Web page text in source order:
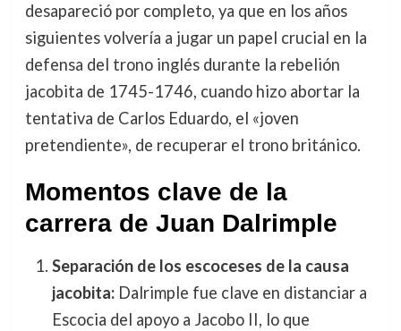
desapareció por completo, ya que en los años
siguientes volvería a jugar un papel crucial en la
defensa del trono inglés durante la rebelión
jacobita de 1745-1746, cuando hizo abortar la
tentativa de Carlos Eduardo, el «joven
pretendiente», de recuperar el trono británico.
Momentos clave de la
carrera de Juan Dalrimple
Separación de los escoceses de la causa
jacobita:Dalrimple fue clave en distanciar a
Escocia del apoyo a Jacobo II, lo que